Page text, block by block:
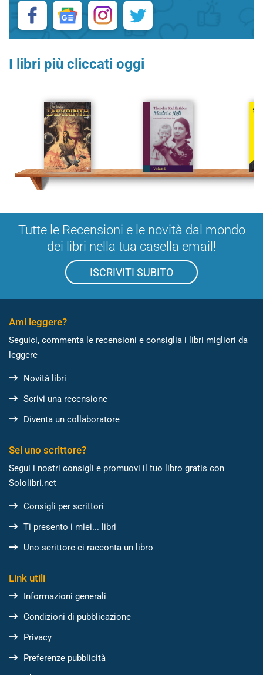
I libri più cliccati oggi
Tutte le Recensioni e le novità dal mondo
dei libri nella tua casella email!
ISCRIVITI SUBITO
Ami leggere?
Seguici, commenta le recensioni e consiglia i libri migliori da
leggere
Novità libri
Scrivi una recensione
Diventa un collaboratore
Sei uno scrittore?
Segui i nostri consigli e promuovi il tuo libro gratis con
Sololibri.net
Consigli per scrittori
Ti presento i miei... libri
Uno scrittore ci racconta un libro
Link utili
Informazioni generali
Condizioni di pubblicazione
Privacy
Preferenze pubblicità